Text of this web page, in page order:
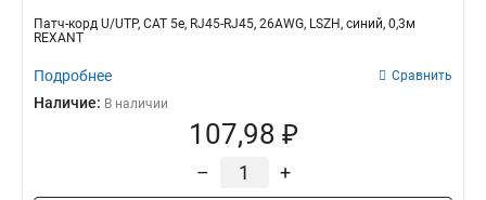
Патч-корд U/UTP, CAT 5e, RJ45-RJ45, 26AWG, LSZH, синий, 0,3м
REXANT
Подробнее Сравнить
Наличие: В наличии
107,98 ₽
– +